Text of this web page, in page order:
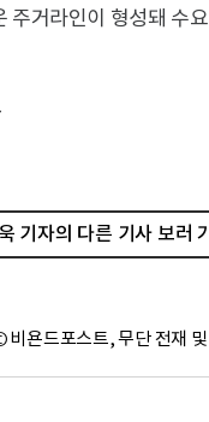
주거라인이 형성돼 수
기자의 다른 기사 보러
비욘드포스트, 무단 전재